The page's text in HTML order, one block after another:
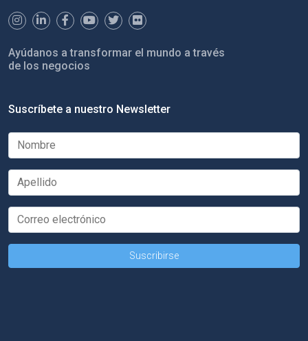
Ayúdanos a transformar el mundo a través
de los negocios
Suscríbete a nuestro Newsletter